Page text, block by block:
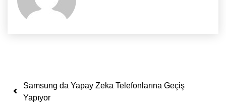
Yazı dolaşımı
Samsung da Yapay Zeka Telefonlarına Geçiş
Yapıyor